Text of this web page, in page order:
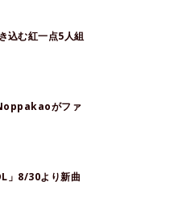
込む紅一点5人組
がファ
」8/30より新曲